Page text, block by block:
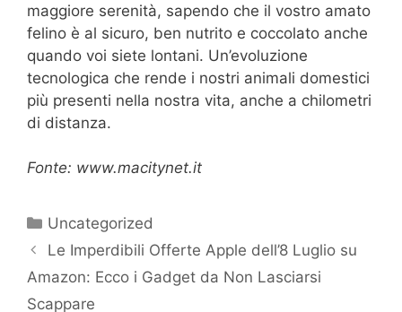
maggiore serenità, sapendo che il vostro amato
felino è al sicuro, ben nutrito e coccolato anche
quando voi siete lontani. Un’evoluzione
tecnologica che rende i nostri animali domestici
più presenti nella nostra vita, anche a chilometri
di distanza.
Fonte: www.macitynet.it
Categorie
Uncategorized
Le Imperdibili Offerte Apple dell’8 Luglio su
Amazon: Ecco i Gadget da Non Lasciarsi
Scappare